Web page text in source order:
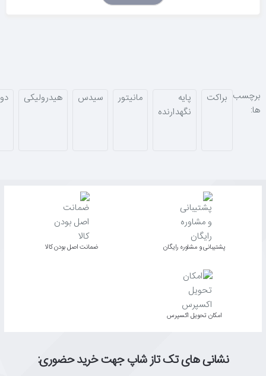
برچسب
ها:
براکت
پایه
نگهدارنده
مانیتور سیدس هیدرولیکی
پشتیبانی و مشاوره رایگان ﺿﻤﺎﻧﺖ اﺻﻞ ﺑﻮدن ﮐﺎﻟﺎ
اﻣﮑﺎن ﺗﺤﻮﯾﻞ اﮐﺴﭙﺮس
نشانی های تک تاز شاپ جهت خرید حضوری: